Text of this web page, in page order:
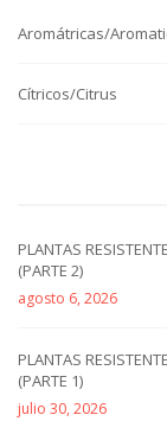
Aromátricas/
Cítricos/Citrus
PLANTAS
(PARTE 2)
agosto 6, 2026
PLANTAS
(PARTE 1)
julio 30, 2026